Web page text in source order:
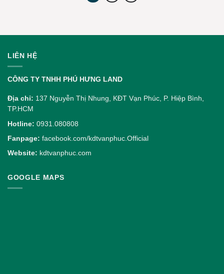
LIÊN HỆ
CÔNG TY TNHH PHÚ HƯNG LAND
Địa chỉ: 137 Nguyễn Thị Nhung, KĐT Vạn Phúc, P. Hiệp Bình,
TP.HCM
Hotline: 0931.080808
Fanpage: facebook.com/kdtvanphuc.Official
Website: kdtvanphuc.com
GOOGLE MAPS